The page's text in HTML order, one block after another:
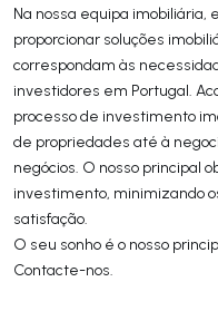
Na nossa equipa
proporcionar soluções
correspondam às
investidores em Portugal.
processo de investimento
de propriedades até à
negócios. O nosso principal
investimento, minimizando
satisfação.
O seu sonho é o nosso
Contacte-nos.